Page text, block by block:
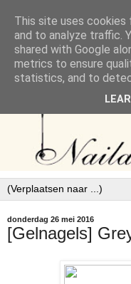
donderdag 26 mei 2016
[Gelnagels]
This site uses
and to analyze traffic.
shared with Google
metrics to ensure
statistics, and to